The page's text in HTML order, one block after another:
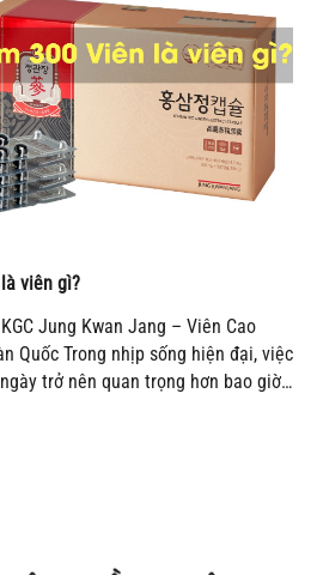
viên gì?
Jung Kwan Jang – Viên Cao
Quốc Trong nhịp sống hiện đại, việc
trở nên quan trọng hơn bao giờ